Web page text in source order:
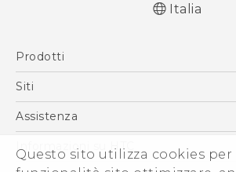
Questo sito utilizza cookies per
Italia
Prodotti
Smartphone
Vive
Accessori
Siti
HTC VIVE
Assistenza
Ecommerce Assistenza
Informazioni su HTC